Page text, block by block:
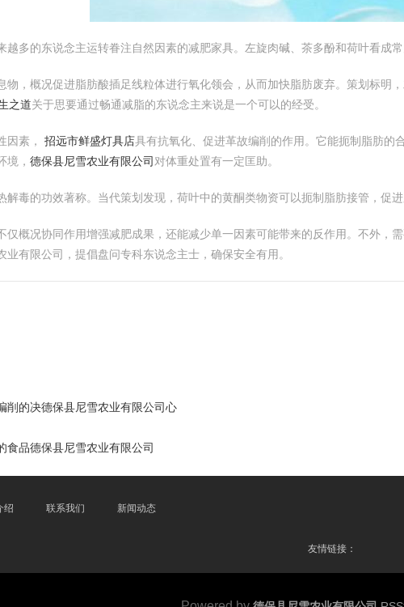
越多的东说念主运转眷注自然因素的减肥家具。左旋肉碱、茶多酚和荷叶看成
物，概况促进脂肪酸插足线粒体进行氧化领会，从而加快脂肪废弃。策划标明
之道关于思要通过畅通减脂的东说念主来说是一个可以的经受。
因素， 招远市鲜盛灯具店具有抗氧化、促进革故编削的作用。它能扼制脂肪的
境， 德保县尼雪农业有限公司 对体重处置有一定匡助。
解毒的功效著称。当代策划发现，荷叶中的黄酮类物资可以扼制脂肪接管，促进
仅概况协同作用增强减肥成果，还能减少单一因素可能带来的反作用。不外，
业有限公司，提倡盘问专科东说念主士，确保安全有用。
削的决德保县尼雪农业有限公司心
食品德保县尼雪农业有限公司
绍 联系我们 新闻动态
友情链接：